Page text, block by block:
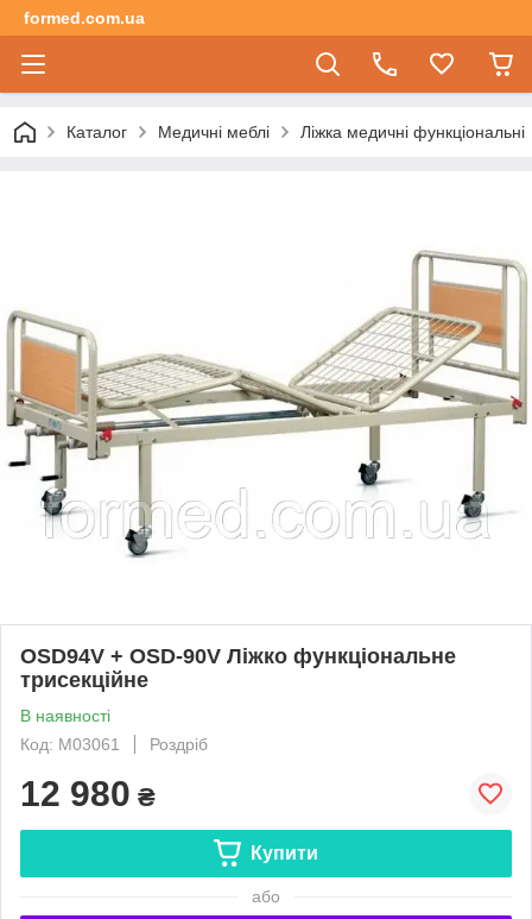
formed.com.ua
Каталог Медичні меблі Ліжка медичні функціональні
OSD94V + OSD-90V Ліжко функціональне
трисекційне
В наявності
Код: M03061
Роздріб
12 980 ₴
Купити
або